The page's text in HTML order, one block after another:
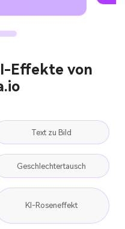
Effekte von
Text zu Bild
Geschlechtertausch
KI-Roseneffekt